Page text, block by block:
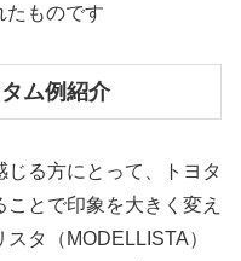
ものです
ム例紹介
じる方にとって、トヨタ
とで印象を大きく変え
タ（MODELLISTA）